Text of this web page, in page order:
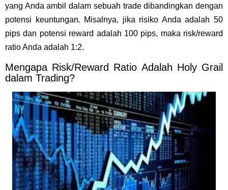
yang Anda ambil dalam sebuah trade dibandingkan dengan
potensi keuntungan. Misalnya, jika risiko Anda adalah 50
pips dan potensi reward adalah 100 pips, maka risk/reward
ratio Anda adalah 1:2.
Mengapa Risk/Reward Ratio Adalah Holy Grail
dalam Trading?